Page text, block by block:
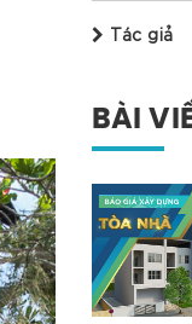
Tác giả
BÀI